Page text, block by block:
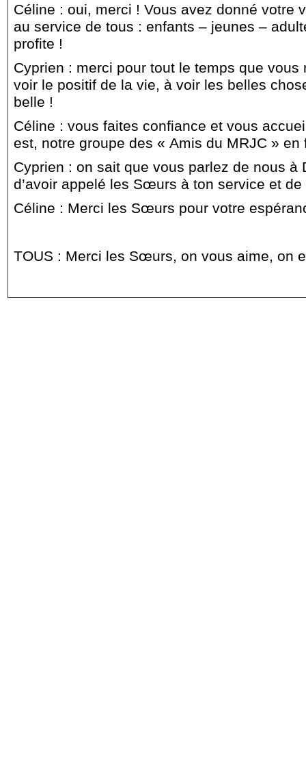
Céline : oui, merci ! Vous avez donné votre
au service de tous : enfants – jeunes –
profite !
Cyprien : merci pour tout le temps que
voir le positif de la vie, à voir les belles
belle !
Céline : vous faites confiance et vous
est, notre groupe des « Amis du MRJC » en
Cyprien : on sait que vous parlez de nous à
d’avoir appelé les Sœurs à ton service et
Céline : Merci les Sœurs pour votre
TOUS : Merci les Sœurs, on vous aime, on